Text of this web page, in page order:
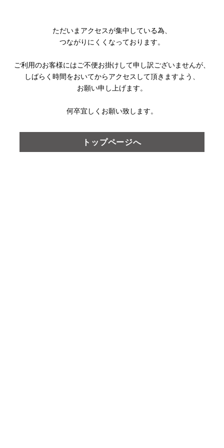
ただいまアクセスが集中している為、
つながりにくくなっております。
ご利用のお客様にはご不便お掛けして申し訳ございませんが、
しばらく時間をおいてからアクセスして頂きますよう、
お願い申し上げます。
何卒宜しくお願い致します。
トップページへ